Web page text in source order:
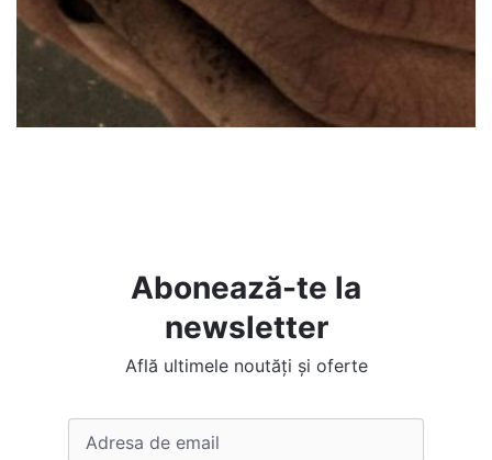
fose septice: rapid, uşor de
folosit, eficace în toate
fazele biodegradării, ajută la
eliminarea mirosurilor
neplăcute şi micșorează
Abonează-te la
newsletter
Află ultimele noutăți și oferte